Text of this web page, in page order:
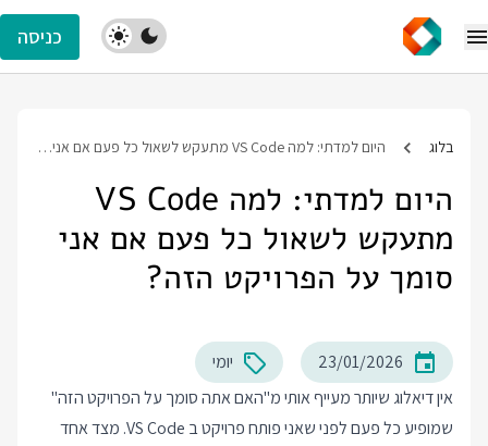
כניסה
בלוג היום למדתי: למה VS Code מתעקש לשאול כל פעם אם אני סומך על הפרויקט הזה?
היום למדתי: למה VS Code
מתעקש לשאול כל פעם אם אני
סומך על הפרויקט הזה?
23/01/2026
יומי
אין דיאלוג שיותר מעייף אותי מ"האם אתה סומך על הפרויקט הזה"
שמופיע כל פעם לפני שאני פותח פרויקט ב VS Code. מצד אחד